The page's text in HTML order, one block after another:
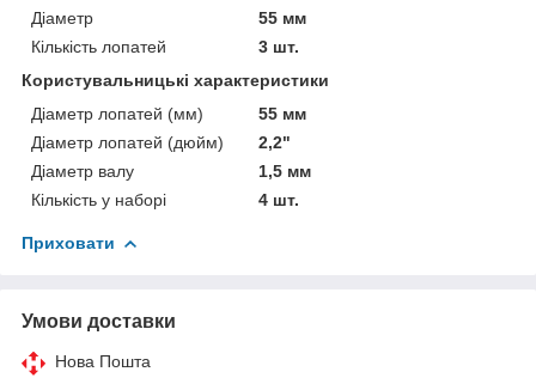
Діаметр
55 мм
Кількість лопатей
3 шт.
Користувальницькі характеристики
Діаметр лопатей (мм)
55 мм
Діаметр лопатей (дюйм)
2,2"
Діаметр валу
1,5 мм
Кількість у наборі
4 шт.
Приховати
Умови доставки
Нова Пошта